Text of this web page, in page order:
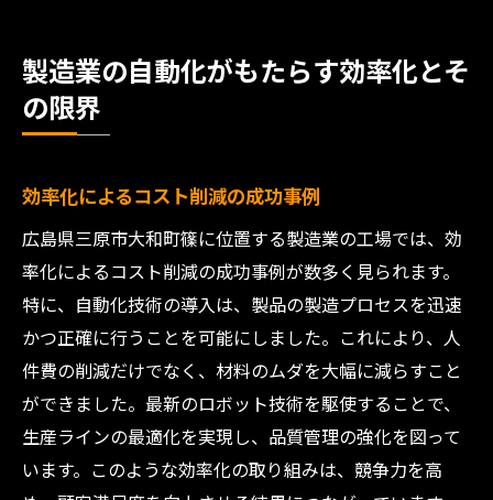
製造業の自動化がもたらす効率化とそ
の限界
効率化によるコスト削減の成功事例
広島県三原市大和町篠に位置する製造業の工場では、効
率化によるコスト削減の成功事例が数多く見られます。
特に、自動化技術の導入は、製品の製造プロセスを迅速
かつ正確に行うことを可能にしました。これにより、人
件費の削減だけでなく、材料のムダを大幅に減らすこと
ができました。最新のロボット技術を駆使することで、
生産ラインの最適化を実現し、品質管理の強化を図って
います。このような効率化の取り組みは、競争力を高